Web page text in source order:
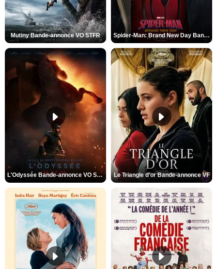
Mutiny Bande-annonce VO STFR Spider-Man: Brand New Day Bande-annonce VO STFR
L'Odyssée Bande-annonce VO STFR Le Triangle d'or Bande-annonce VF